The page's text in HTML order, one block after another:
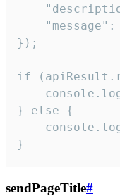
"message":
});
if
} else {
}
sendPageTitle#